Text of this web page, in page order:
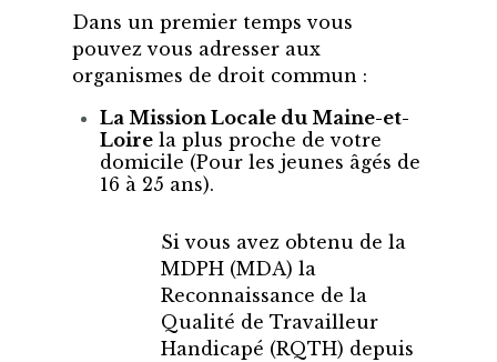
Dans un premier temps vous
pouvez vous adresser aux
organismes de droit commun :
La Mission Locale du Maine-et-
Loirela plus proche de votre
domicile (Pour les jeunes âgés de
16 à 25 ans).
Si vous avez obtenu de la
MDPH (MDA) la
Reconnaissance de la
Qualité de Travailleur
Handicapé (RQTH) depuis